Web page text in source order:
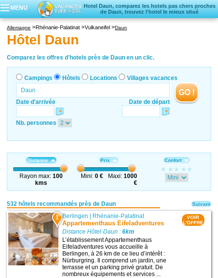
MENU
Hotel Daun, comparez les hotels pas chers proches
de Daun, trouvez l'hotel le mieux situé
Villages vacances
Allemagne Rhénanie-Palatinat Vulkaneifel Daun
Hôtel Daun
Comparez les offres d'hotels près de Daun en un clic.
Campings Hôtels Locations Villages vacances
Date d'arrivée Date de départ
GO !
Nb. personnes
Distance
Rayon max:100
kms
Prix
Mini: 0 € Maxi:1000
€
Confort
532 hôtels recommandés près de Daun
1 Berlingen | Rhénanie-Palatinat
Appartementhaus Eifeladventures
Distance Hôtel-Daun :6km
L’établissement Appartementhaus
Eifeladventures vous accueille à
Berlingen, à 26 km de ce lieu d’intérêt :
Nürburgring. Il comprend un jardin, une
terrasse et un parking privé gratuit. De
nombreux équipements et services ...
VOIR
L'OFFRE
Suivant